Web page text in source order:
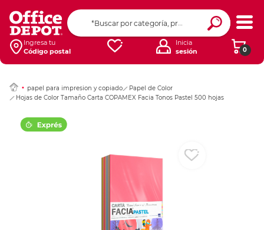
Ingresa tu
Código postal
0
Inicia
sesión
papel para impresion y copiado
Papel de Color
Hojas de Color Tamaño Carta COPAMEX Facia Tonos Pastel 500 hojas
Ingresar Codigo